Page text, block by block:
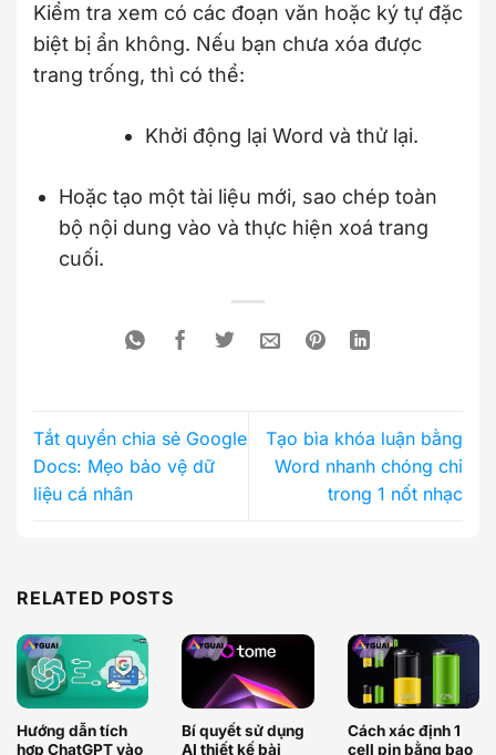
Kiểm tra xem có các đoạn văn hoặc ký tự đặc
biệt bị ẩn không. Nếu bạn chưa xóa được
trang trống, thì có thể:
Khởi động lại Word và thử lại.
Hoặc tạo một tài liệu mới, sao chép toàn
bộ nội dung vào và thực hiện xoá trang
cuối.
Tắt quyền chia sẻ Google
Docs: Mẹo bảo vệ dữ
liệu cá nhân
Tạo bìa khóa luận bằng
Word nhanh chóng chỉ
trong 1 nốt nhạc
RELATED POSTS
Hướng dẫn tích
hợp ChatGPT vào
Bí quyết sử dụng
AI thiết kế bài
Cách xác định 1
cell pin bằng bao